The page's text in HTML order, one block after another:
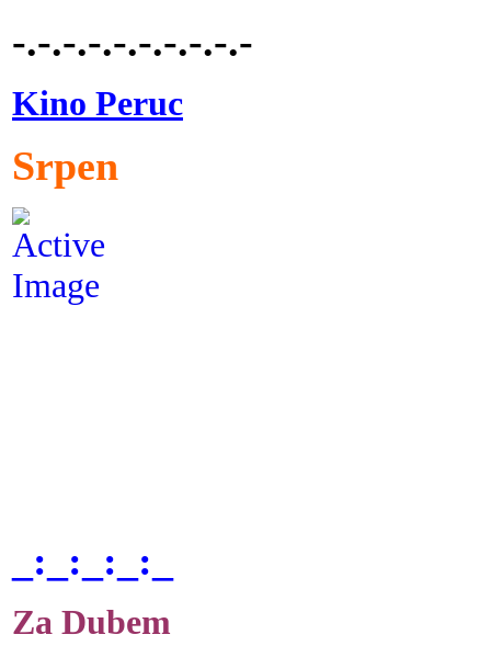
-.-.-.-.-.-.-.-.-.-
Kino Peruc
Srpen
_:_:_:_:_
Za Dubem